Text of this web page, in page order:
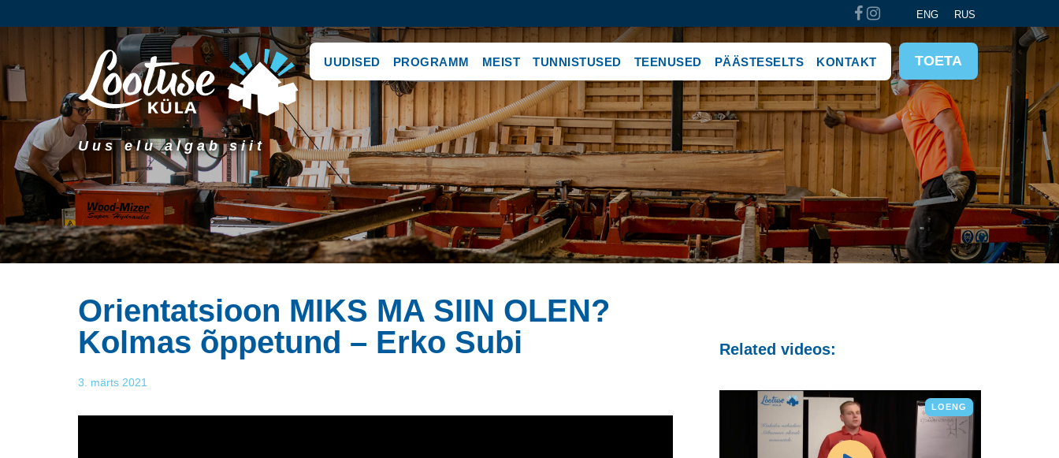
ENG RUS
UUDISED PROGRAMM MEIST TUNNISTUSED TEENUSED PÄÄSTESELTS KONTAKT TOETA
Uus elu algab siit
Orientatsioon MIKS MA SIIN OLEN?
Kolmas õppetund – Erko Subi
3. märts 2021
Related videos:
LOENG